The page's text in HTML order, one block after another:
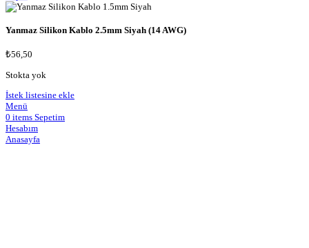
Yanmaz Silikon Kablo 2.5mm Siyah (14 AWG)
₺56,50
Stokta yok
İstek listesine ekle
Menü
0 items Sepetim
Hesabım
Anasayfa